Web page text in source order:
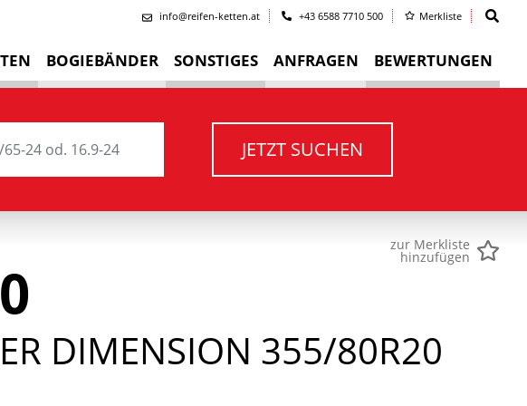
info@reifen-ketten.at +43 6588 7710 500 Merkliste
BOGIEBÄNDER SONSTIGES ANFRAGEN BEWERTUNGEN
JETZT SUCHEN
zur Merkliste
hinzufügen
DIMENSION 355/80R20